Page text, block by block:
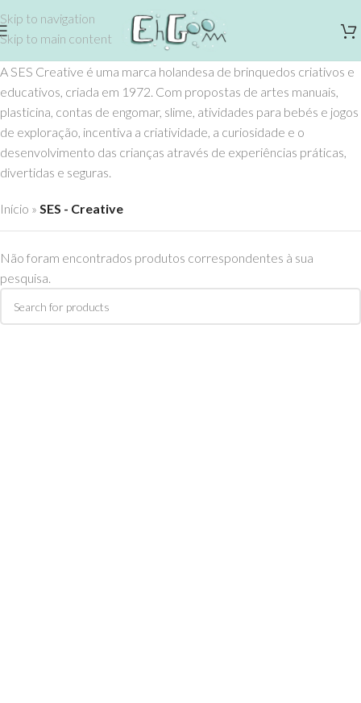
Skip to navigation
Skip to main content
A SES Creative é uma marca holandesa de brinquedos criativos e
educativos, criada em 1972. Com propostas de artes manuais,
plasticina, contas de engomar, slime, atividades para bebés e jogos
de exploração, incentiva a criatividade, a curiosidade e o
desenvolvimento das crianças através de experiências práticas,
divertidas e seguras.
Início » SES - Creative
Não foram encontrados produtos correspondentes à sua
pesquisa.